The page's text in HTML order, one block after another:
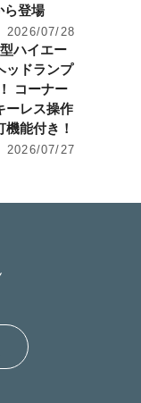
ら登場
2026/07/28
ハイエー
ッドランプ
コーナー
ーレス操作
能付き！
2026/07/27